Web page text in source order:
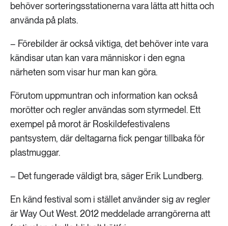
behöver sorteringsstationerna vara lätta att hitta och
använda på plats.
– Förebilder är också viktiga, det behöver inte vara
kändisar utan kan vara människor i den egna
närheten som visar hur man kan göra.
Förutom uppmuntran och information kan också
morötter och regler användas som styrmedel. Ett
exempel på morot är Roskildefestivalens
pantsystem, där deltagarna fick pengar tillbaka för
plastmuggar.
– Det fungerade väldigt bra, säger Erik Lundberg.
En känd festival som i stället använder sig av regler
är Way Out West. 2012 meddelade arrangörerna att